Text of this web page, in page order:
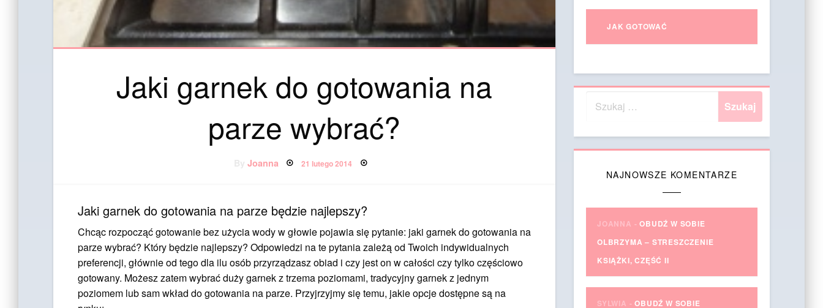
Jaki garnek do gotowania na
parze wybrać?
Joanna Posted
21 lutego 2014
Jaki garnek do gotowania na parze będzie najlepszy?
Chcąc rozpocząć gotowanie bez użycia wody w głowie pojawia się pytanie: jaki garnek do gotowania na
parze wybrać? Który będzie najlepszy? Odpowiedzi na te pytania zależą od Twoich indywidualnych
preferencji, głównie od tego dla ilu osób przyrządzasz obiad i czy jest on w całości czy tylko częściowo
gotowany. Możesz zatem wybrać duży garnek z trzema poziomami, tradycyjny garnek z jednym
poziomem lub sam wkład do gotowania na parze. Przyjrzyjmy się temu, jakie opcje dostępne są na
JAK GOTOWAĆ
NAJNOWSZE KOMENTARZE
JOANNA -OBUDŹ W SOBIE
OLBRZYMA – STRESZCZENIE
KSIĄŻKI, CZĘŚĆ II
SYLWIA -OBUDŹ W SOBIE